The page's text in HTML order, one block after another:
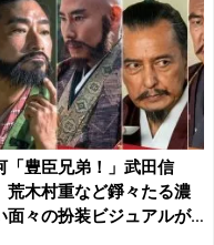
「豊臣兄弟！」武田信
荒木村重など錚々たる濃
面々の扮装ビジュアルが